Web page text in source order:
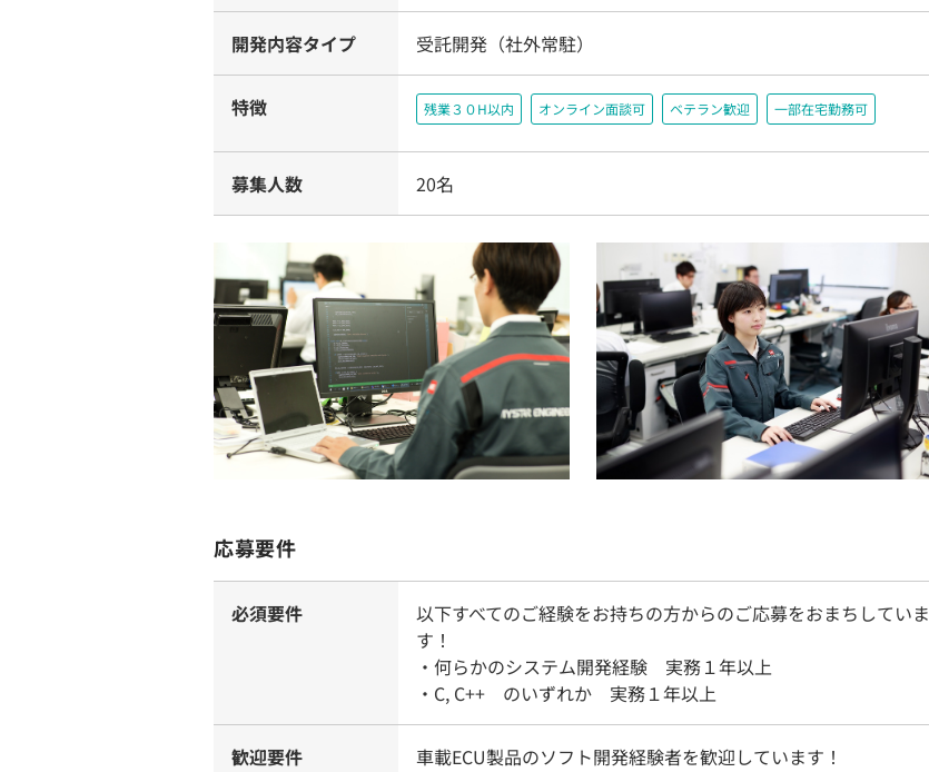
開発内容タイプ 受託開発（社外常駐）
特徴 残業３０H以内 オンライン面談可 ベテラン歓迎 一部在宅勤務可
募集人数 20名
応募要件
必須要件
以下すべてのご経験をお持ちの方からのご応募をおまちしていま
す！
・何らかのシステム開発経験 実務１年以上
・C, C++ のいずれか 実務１年以上
歓迎要件 車載ECU製品のソフト開発経験者を歓迎しています！